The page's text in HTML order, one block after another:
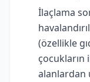
İlaçlama
(özellikle
çocukların
alanlardan